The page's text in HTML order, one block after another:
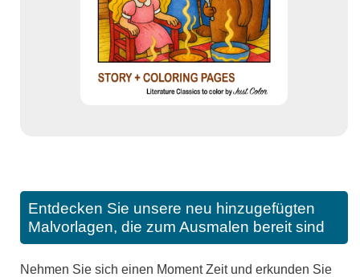
Entdecken Sie unsere neu hinzugefügten
Malvorlagen, die zum Ausmalen bereit sind
Nehmen Sie sich einen Moment Zeit und erkunden Sie